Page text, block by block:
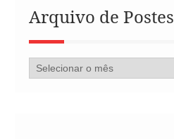
Arquivo de Postes
Arquivo